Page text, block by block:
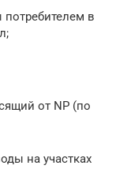
потребителем в
от NP (по
на участках